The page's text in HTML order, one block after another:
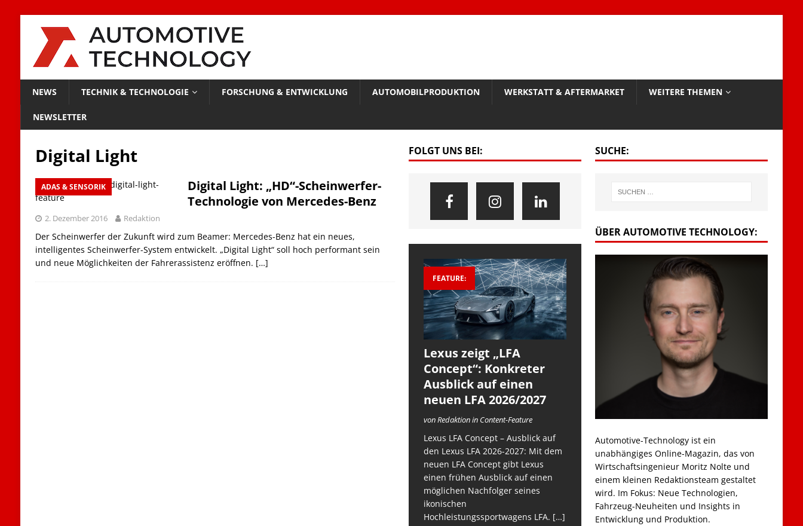
NEWS TECHNIK & TECHNOLOGIE FORSCHUNG & ENTWICKLUNG AUTOMOBILPRODUKTION WERKSTATT & AFTERMARKET WEITERE THEMEN
NEWSLETTER
Digital Light
ADAS & SENSORIK
Digital Light: „HD“-Scheinwerfer-
Technologie von Mercedes-Benz
2. Dezember 2016 Redaktion
Der Scheinwerfer der Zukunft wird zum Beamer: Mercedes-Benz hat ein neues,
intelligentes Scheinwerfer-System entwickelt. „Digital Light“ soll hoch performant sein
und neue Möglichkeiten der Fahrerassistenz eröffnen. […]
FOLGT UNS BEI:
FEATURE:
Lexus zeigt „LFA
Concept“: Konkreter
Ausblick auf einen
neuen LFA 2026/2027
von Redaktion in Content-Feature
Lexus LFA Concept – Ausblick auf
den Lexus LFA 2026-2027: Mit dem
neuen LFA Concept gibt Lexus
einen frühen Ausblick auf einen
möglichen Nachfolger seines
ikonischen
Hochleistungssportwagens LFA. […]
SUCHE:
ÜBER AUTOMOTIVE TECHNOLOGY:
Automotive-Technology ist ein
unabhängiges Online-Magazin, das von
Wirtschaftsingenieur Moritz Nolte und
einem kleinen Redaktionsteam gestaltet
wird. Im Fokus: Neue Technologien,
Fahrzeug-Neuheiten und Insights in
Entwicklung und Produktion.